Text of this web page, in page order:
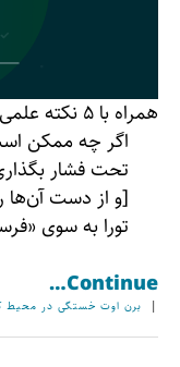
همراه با ۵ نکته علمی برای خودمراقبتی
اگر چه ممکن
تحت فشار بگذاری
[و از دست آن‌ها
تورا به سوی
Continue…
| برن اوت خستگی در محیط